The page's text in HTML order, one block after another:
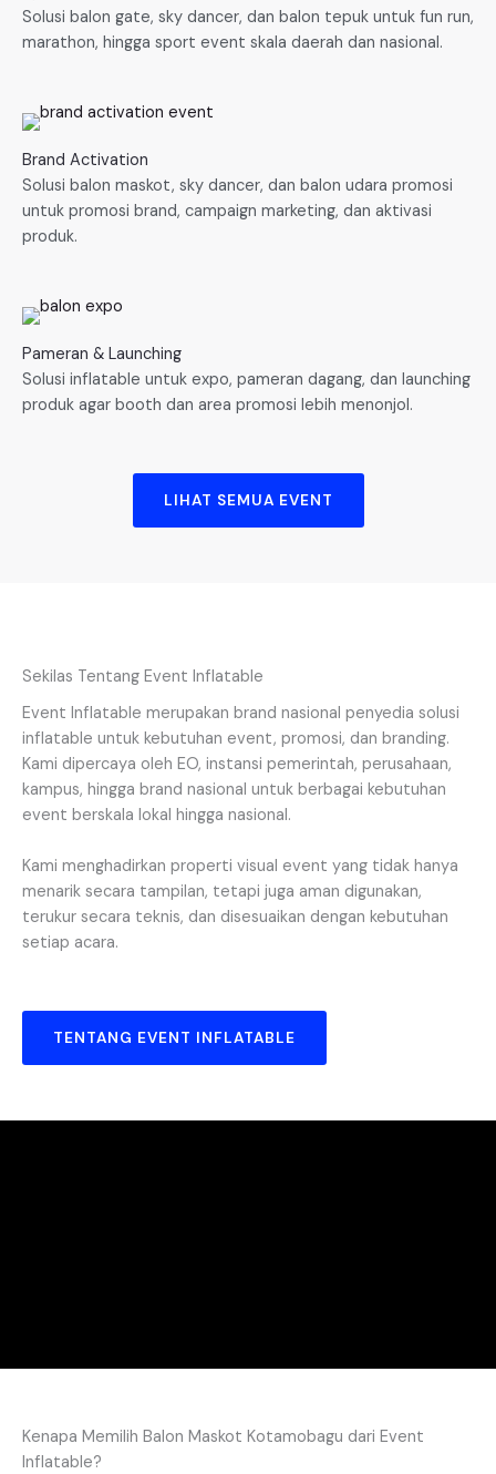
Solusi balon gate, sky dancer, dan balon tepuk untuk fun run,
marathon, hingga sport event skala daerah dan nasional.
Brand Activation
Solusi balon maskot, sky dancer, dan balon udara promosi
untuk promosi brand, campaign marketing, dan aktivasi
produk.
Pameran & Launching
Solusi inflatable untuk expo, pameran dagang, dan launching
produk agar booth dan area promosi lebih menonjol.
LIHAT SEMUA EVENT
Sekilas Tentang Event Inflatable
Event Inflatable merupakan brand nasional penyedia solusi
inflatable untuk kebutuhan event, promosi, dan branding.
Kami dipercaya oleh EO, instansi pemerintah, perusahaan,
kampus, hingga brand nasional untuk berbagai kebutuhan
event berskala lokal hingga nasional.
Kami menghadirkan properti visual event yang tidak hanya
menarik secara tampilan, tetapi juga aman digunakan,
terukur secara teknis, dan disesuaikan dengan kebutuhan
setiap acara.
TENTANG EVENT INFLATABLE
Kenapa Memilih Balon Maskot Kotamobagu dari Event
Inflatable?